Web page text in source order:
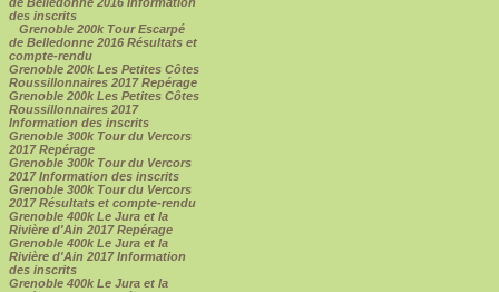
des inscrits
Grenoble 200k Tour Escarpé
de Belledonne 2016 Résultats et
compte-rendu
Grenoble 200k Les Petites Côtes
Roussillonnaires 2017 Repérage
Grenoble 200k Les Petites Côtes
Roussillonnaires 2017
Information des inscrits
Grenoble 300k Tour du Vercors
2017 Repérage
Grenoble 300k Tour du Vercors
2017 Information des inscrits
Grenoble 300k Tour du Vercors
2017 Résultats et compte-rendu
Grenoble 400k Le Jura et la
Rivière d'Ain 2017 Repérage
Grenoble 400k Le Jura et la
Rivière d'Ain 2017 Information
des inscrits
Grenoble 400k Le Jura et la